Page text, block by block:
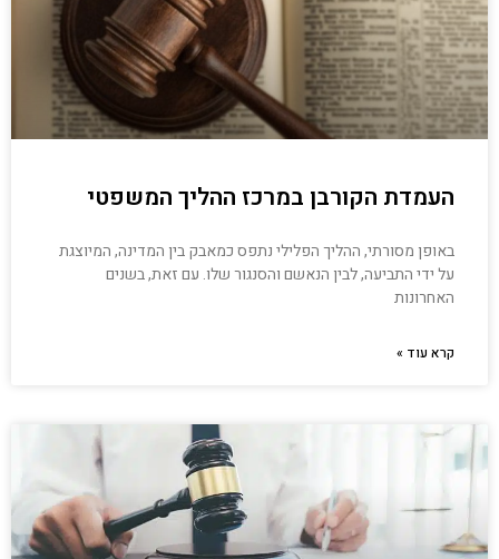
העמדת הקורבן במרכז ההליך המשפטי
באופן מסורתי, ההליך הפלילי נתפס כמאבק בין המדינה, המיוצגת
על ידי התביעה, לבין הנאשם והסנגור שלו. עם זאת, בשנים
האחרונות
קרא עוד »